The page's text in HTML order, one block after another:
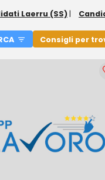
Laerru (SS) |
Consigli per